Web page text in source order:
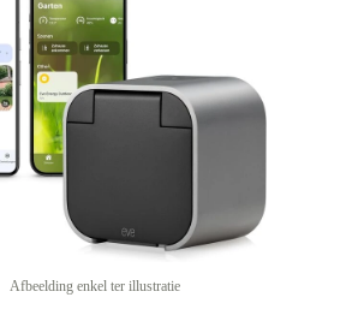
Afbeelding enkel ter illustratie